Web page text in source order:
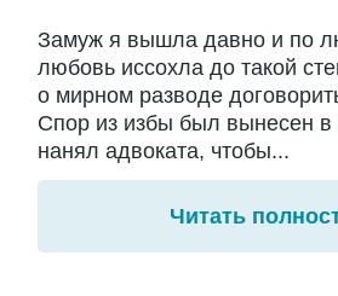
Замуж я вышла давно и по
любовь иссохла до такой
о мирном разводе
Спор из избы был вынесен
нанял адвоката, чтобы...
Читать